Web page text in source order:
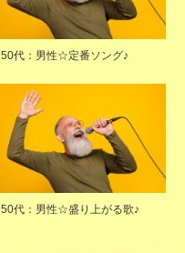
50代：男性☆定番ソング♪
50代：男性☆盛り上がる歌♪